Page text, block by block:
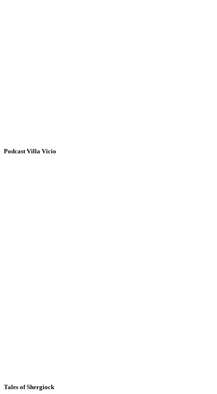
Podcast Villa Vicio
Tales of Shergiock